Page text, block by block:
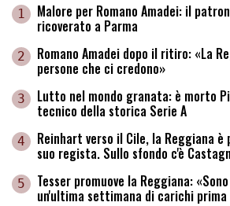
1 Malore per Romano Amadei: il
ricoverato a Parma
2 Romano Amadei dopo il ritiro: «La
persone che ci credono»
3 Lutto nel mondo granata: è morto
tecnico della storica Serie A
4 Reinhart verso il Cile, la Reggiana
suo regista. Sullo sfondo c'è
5 Tesser promuove la Reggiana:
un'ultima settimana di carichi prima